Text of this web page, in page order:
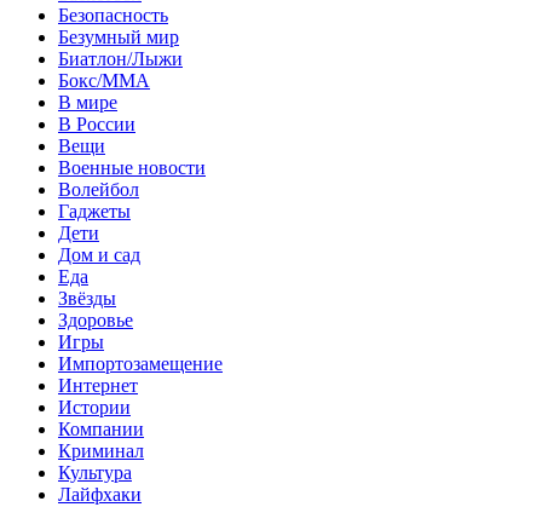
Безопасность
Безумный мир
Биатлон/Лыжи
Бокс/MMA
В мире
В России
Вещи
Военные новости
Волейбол
Гаджеты
Дети
Дом и сад
Еда
Звёзды
Здоровье
Игры
Импортозамещение
Интернет
Истории
Компании
Криминал
Культура
Лайфхаки